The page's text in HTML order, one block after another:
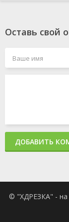
Оставь свой
ДОБАВИТЬ
© "ХДРЕЗКА" - на